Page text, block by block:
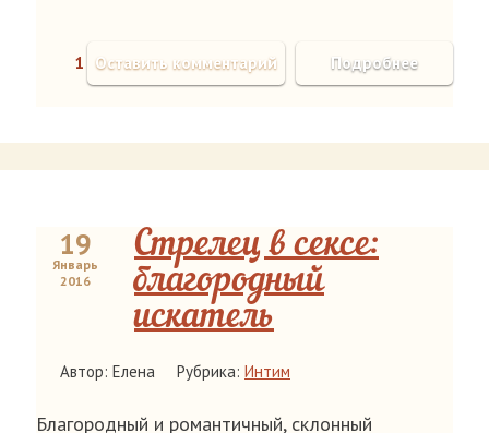
1 Подробнее
Оставить комментарий
19
Январь
2016
Стрелец в сексе:
благородный
искатель
Автор: Елена Рубрика: Интим
Благородный и романтичный, склонный